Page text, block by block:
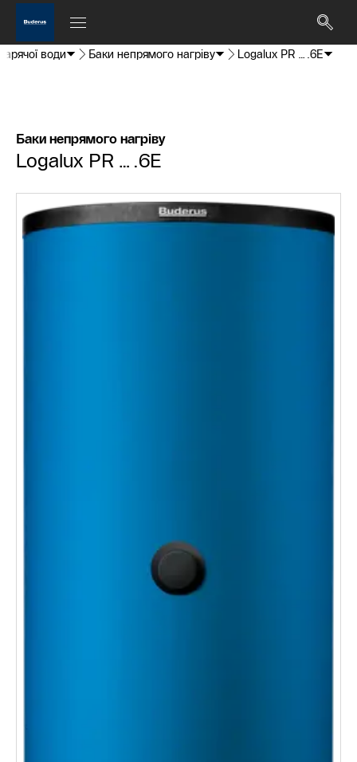
води Баки непрямого нагріву Logalux PR….6E
Баки непрямого нагріву
Logalux PR….6E